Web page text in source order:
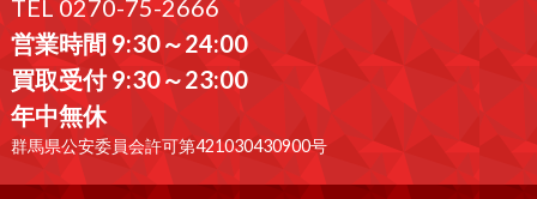
TEL 0270-75-2666
営業時間 9:30～24:00
買取受付 9:30～23:00
年中無休
群馬県公安委員会許可第421030430900号